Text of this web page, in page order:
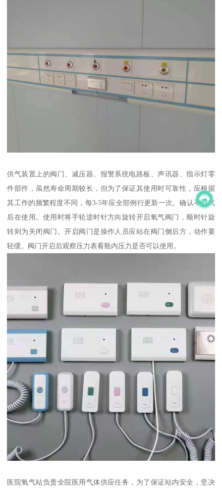
供气装置上的阀门、减压器、报警系统电路板、声讯器、指示灯零
件部件，虽然寿命周期较长，但为了保证其使用时可靠性，应根据
其工作的频繁程度不同，每3-5年应全部例行更新一次。确认不漏气
后在使用。使用时将手轮逆时针方向旋转开启氧气阀门，顺时针旋
转则为关闭阀门。开启阀门是操作人员应站在阀门侧后方，动作要
轻缓。阀门开启后观察压力表看瓶内压力是否可以使用。
医院氧气站负责全院医用气体供应任务，为了保证站内安全，坚决